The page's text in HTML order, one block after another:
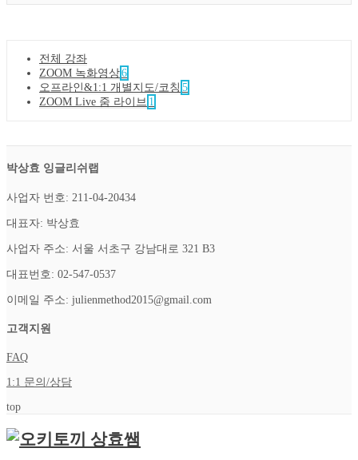
전체 강좌
ZOOM 녹화영상6
오프라인&1:1 개별지도/코칭 5
ZOOM Live 줌 라이브 1
박상효 잉글리쉬랩
사업자 번호: 211-04-20434
대표자: 박상효
사업자 주소: 서울 서초구 강남대로 321 B3
대표번호: 02-547-0537
이메일 주소: julienmethod2015@gmail.com
고객지원
FAQ
1:1 문의/상담
top